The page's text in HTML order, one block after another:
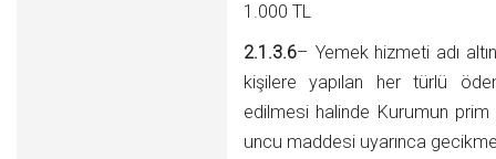
1.000 TL
2.1.3.6– Yemek hizmeti adı
kişilere yapılan her türlü
edilmesi halinde Kurumun prim
uncu maddesi uyarınca